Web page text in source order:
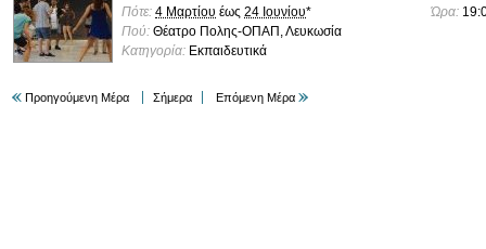
Πότε: 4 Μαρτίου έως 24 Ιουνίου* Ώρα:
Πού: Θέατρο Πολης-ΟΠΑΠ, Λευκωσία
Κατηγορία: Εκπαιδευτικά
Προηγούμενη Μέρα Σήμερα Επόμενη Μέρα